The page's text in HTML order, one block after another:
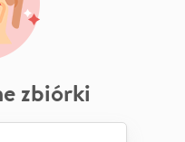
zbiórki